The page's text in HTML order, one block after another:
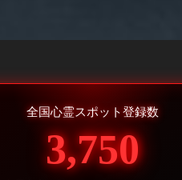
全国心霊スポット登録数
3,750